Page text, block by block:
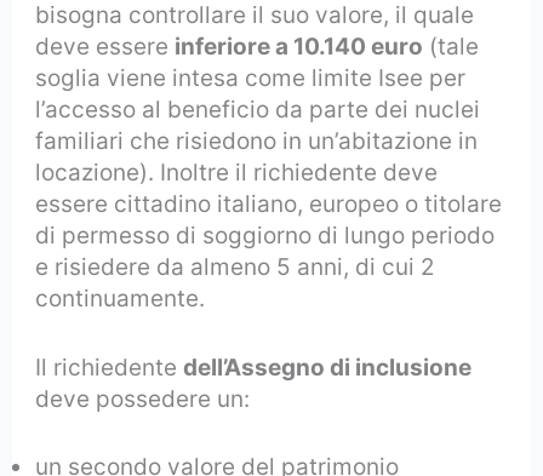
bisogna controllare il suo valore, il quale
deve essere inferiore a 10.140 euro (tale
soglia viene intesa come limite Isee per
l’accesso al beneficio da parte dei nuclei
familiari che risiedono in un’abitazione in
locazione). Inoltre il richiedente deve
essere cittadino italiano, europeo o titolare
di permesso di soggiorno di lungo periodo
e risiedere da almeno 5 anni, di cui 2
continuamente.
Il richiedentedell’Assegno di inclusione
deve possedere un:
un secondo valore del patrimonio